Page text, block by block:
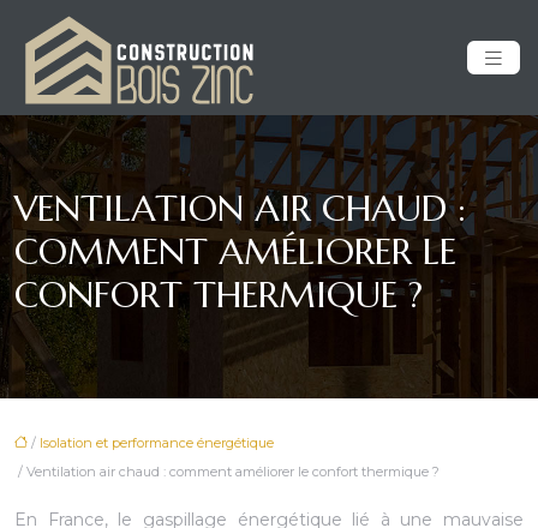
VENTILATION AIR CHAUD :
COMMENT AMÉLIORER LE
CONFORT THERMIQUE ?
/ Isolation et performance énergétique
/ Ventilation air chaud : comment améliorer le confort thermique ?
En France, le gaspillage énergétique lié à une mauvaise